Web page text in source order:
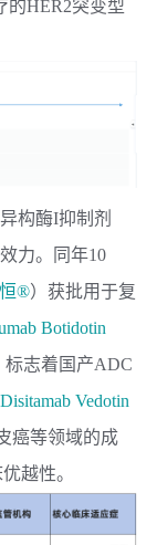
的HER2突变型
构酶I抑制剂
力。同年10
®）获批用于复
Botidotin
标志着国产ADC
Disitamab Vedotin
癌等领域的成
越性。